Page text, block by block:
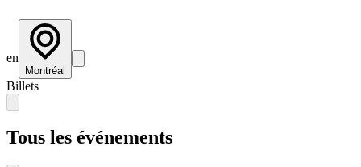
en
Montréal
Billets
Tous les événements